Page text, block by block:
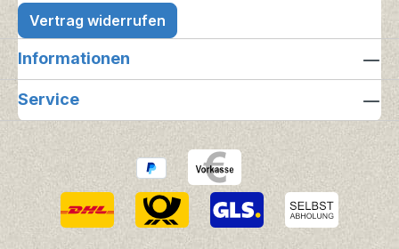
Vertrag widerrufen
Informationen
Service